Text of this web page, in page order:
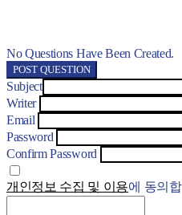
No Questions Have Been Created.
POST QUESTION
Subject
Writer
Email
Password
Confirm Password
개인정보 수집 및 이용에 동의